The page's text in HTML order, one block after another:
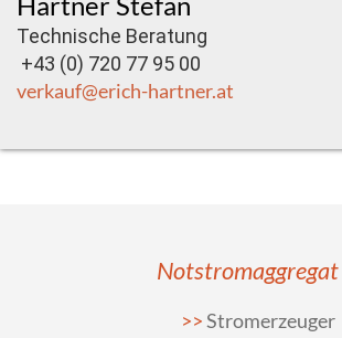
Technische Beratung
+43 (0) 720 77 95 00
verkauf@erich-hartner.at
Notstromaggregat
Stromerzeuger